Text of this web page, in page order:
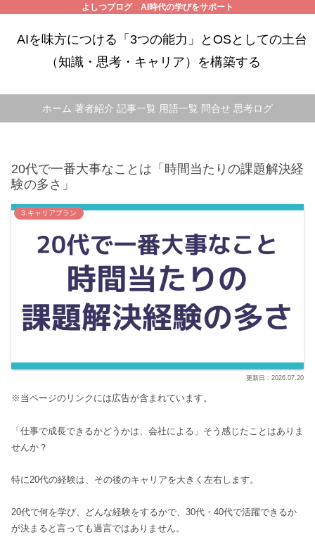
よしつブログ AI時代の学びをサポート
AIを味方につける「3つの能力」とOSとしての土台
（知識・思考・キャリア）を構築する
ホーム 著者紹介 記事一覧 用語一覧 問合せ 思考ログ
20代で一番大事なことは「時間当たりの課題解決経
験の多さ」
3.キャリアプラン
2026.07.20
※当ページのリンクには広告が含まれています。
「仕事で成長できるかどうかは、会社による」そう感じたことはありま
せんか？
特に20代の経験は、その後のキャリアを大きく左右します。
20代で何を学び、どんな経験をするかで、30代・40代で活躍できるか
が決まると言っても過言ではありません。